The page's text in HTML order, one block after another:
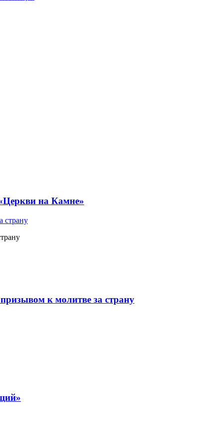
на Камне»
к молитве за страну